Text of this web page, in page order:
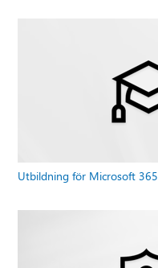
Utbildning för Microsoft 365